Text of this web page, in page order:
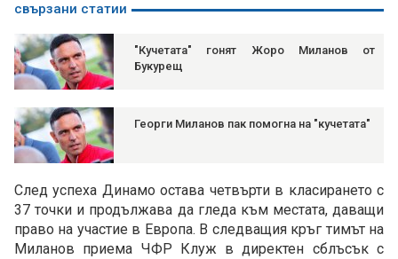
свързани статии
"Кучетата" гонят Жоро Миланов от
Букурещ
Георги Миланов пак помогна на "кучетата"
След успеха Динамо остава четвърти в класирането с
37 точки и продължава да гледа към местата, даващи
право на участие в Европа. В следващия кръг тимът на
Миланов приема ЧФР Клуж в директен сблъсък с